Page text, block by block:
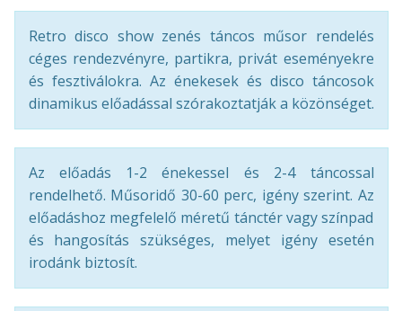
Retro disco show zenés táncos műsor rendelés
céges rendezvényre, partikra, privát eseményekre
és fesztiválokra. Az énekesek és disco táncosok
dinamikus előadással szórakoztatják a közönséget.
Az előadás 1-2 énekessel és 2-4 táncossal
rendelhető. Műsoridő 30-60 perc, igény szerint. Az
előadáshoz megfelelő méretű tánctér vagy színpad
és hangosítás szükséges, melyet igény esetén
irodánk biztosít.